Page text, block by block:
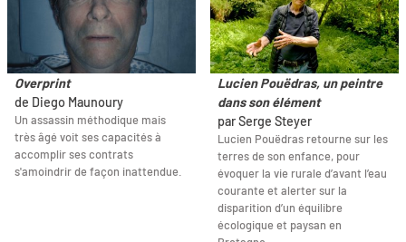
Overprint
de Diego Maunoury
Un assassin méthodique mais
très âgé voit ses capacités à
accomplir ses contrats
s'amoindrir de façon inattendue.
Lucien Pouëdras, un peintre
dans son élément
par Serge Steyer
Lucien Pouëdras retourne sur les
terres de son enfance, pour
évoquer la vie rurale d’avant l’eau
courante et alerter sur la
disparition d’un équilibre
écologique et paysan en